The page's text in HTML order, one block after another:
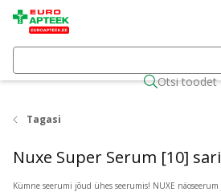
Otsi toodet
Tagasi
Nuxe Super Serum [10] sari